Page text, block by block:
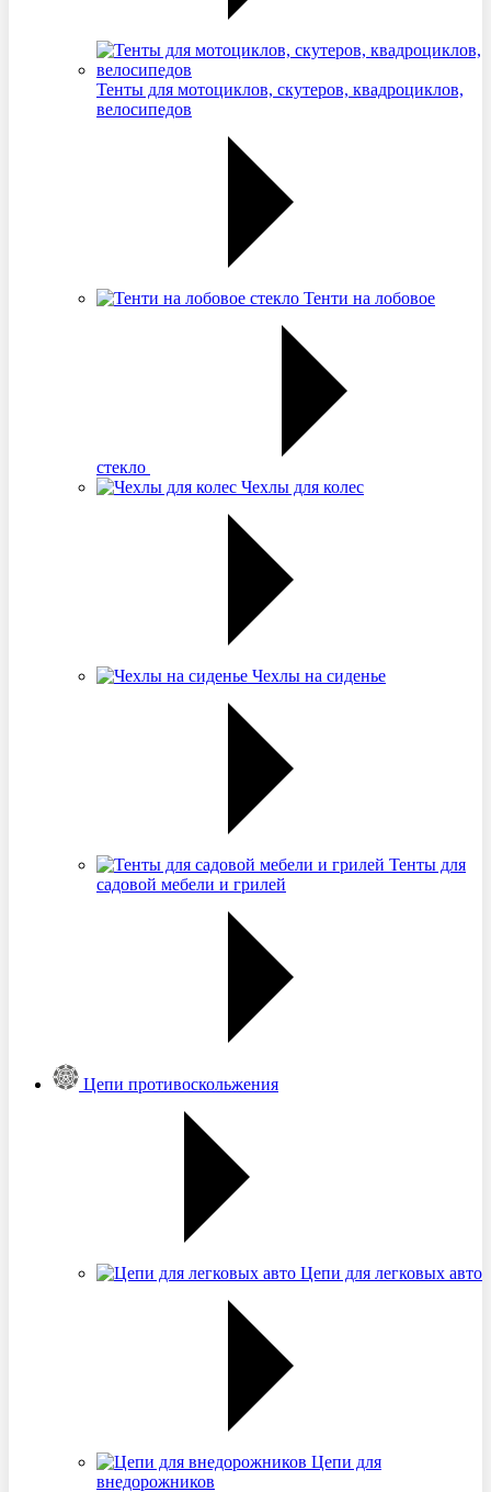
Тенты для мотоциклов, скутеров, квадроциклов,
велосипедов
Тенти на лобовое
стекло
Чехлы для колес
Чехлы на сиденье
Тенты для
садовой мебели и грилей
Цепи противоскольжения
Цепи для легковых авто
Цепи для
внедорожников